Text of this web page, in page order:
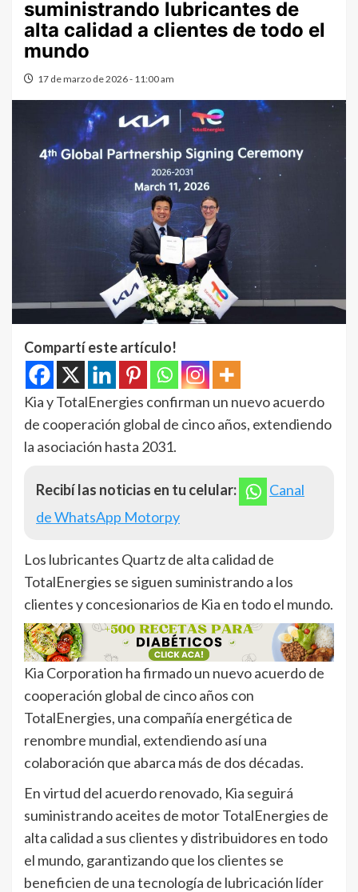
suministrando lubricantes de
alta calidad a clientes de todo el
mundo
17 de marzo de 2026 - 11:00 am
Compartí este artículo!
Kia y TotalEnergies confirman un nuevo acuerdo
de cooperación global de cinco años, extendiendo
la asociación hasta 2031.
Recibí las noticias en tu celular:
Canal
de WhatsApp Motorpy
Los lubricantes Quartz de alta calidad de
TotalEnergies se siguen suministrando a los
clientes y concesionarios de Kia en todo el mundo.
Kia Corporation ha firmado un nuevo acuerdo de
cooperación global de cinco años con
TotalEnergies, una compañía energética de
renombre mundial, extendiendo así una
colaboración que abarca más de dos décadas.
En virtud del acuerdo renovado, Kia seguirá
suministrando aceites de motor TotalEnergies de
alta calidad a sus clientes y distribuidores en todo
el mundo, garantizando que los clientes se
beneficien de una tecnología de lubricación líder